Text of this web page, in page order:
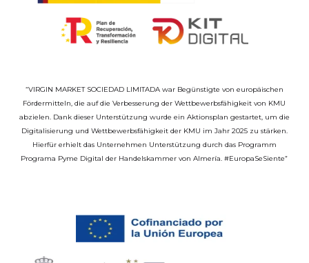
“VIRGIN MARKET SOCIEDAD LIMITADA war Begünstigte von europäischen
Fördermitteln, die auf die Verbesserung der Wettbewerbsfähigkeit von KMU
abzielen. Dank dieser Unterstützung wurde ein Aktionsplan gestartet, um die
Digitalisierung und Wettbewerbsfähigkeit der KMU im Jahr 2025 zu stärken.
Hierfür erhielt das Unternehmen Unterstützung durch das Programm
Programa Pyme Digital der Handelskammer von Almería. #EuropaSeSiente”